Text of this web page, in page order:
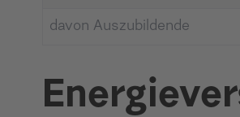
davon Auszubildende